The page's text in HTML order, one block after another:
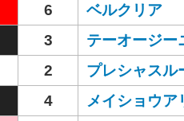
6 ベルクリア
3 テーオージー
2 プレシャスル
4 メイショウア